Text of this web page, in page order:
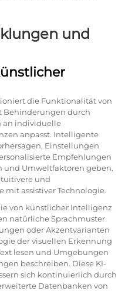
und
die Funktionalität von
Behinderungen durch
an individuelle
anpasst. Intelligente
Einstellungen
Empfehlungen
und Umweltfaktoren geben.
und
mit assistiver Technologie.
von künstlicher Intelligenz
natürliche Sprachmuster
oder Akzentvarianten
der visuellen Erkennung
lesen und Umgebungen
beschreiben. Diese KI-
sich kontinuierlich durch
Datenbanken von